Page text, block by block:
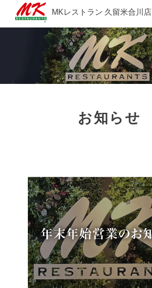
MKレストラン 久留米合川店
お知らせ